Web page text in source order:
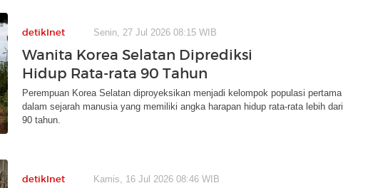
detikInet Senin, 27 Jul 2026 08:15 WIB
Wanita Korea Selatan Diprediksi
Hidup Rata-rata 90 Tahun
Perempuan Korea Selatan diproyeksikan menjadi kelompok populasi pertama
dalam sejarah manusia yang memiliki angka harapan hidup rata-rata lebih dari
90 tahun.
detikInet Kamis, 16 Jul 2026 08:46 WIB